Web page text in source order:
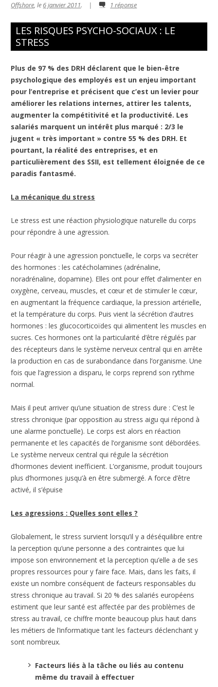
Offshore, le 6 janvier 2011. | 1 réponse
LES RISQUES PSYCHO-SOCIAUX : LE
STRESS
Plus de 97 % des DRH déclarent que le bien-être
psychologique des employés est un enjeu important
pour l’entreprise et précisent que c’est un levier pour
améliorer les relations internes, attirer les talents,
augmenter la compétitivité et la productivité. Les
salariés marquent un intérêt plus marqué : 2/3 le
jugent « très important » contre 55 % des DRH. Et
pourtant, la réalité des entreprises, et en
particulièrement des SSII, est tellement éloignée de ce
paradis fantasmé.
La mécanique du stress
Le stress est une réaction physiologique naturelle du corps
pour répondre à une agression.
Pour réagir à une agression ponctuelle, le corps va secréter
des hormones : les catécholamines (adrénaline,
noradrénaline, dopamine). Elles ont pour effet d’alimenter en
oxygène, cerveau, muscles, et cœur et de stimuler le cœur,
en augmentant la fréquence cardiaque, la pression artérielle,
et la température du corps. Puis vient la sécrétion d’autres
hormones : les glucocorticoïdes qui alimentent les muscles en
sucres. Ces hormones ont la particularité d’être régulés par
des récepteurs dans le système nerveux central qui en arrête
la production en cas de surabondance dans l’organisme. Une
fois que l’agression a disparu, le corps reprend son rythme
normal.
Mais il peut arriver qu’une situation de stress dure : C’est le
stress chronique (par opposition au stress aigu qui répond à
une alarme ponctuelle). Le corps est alors en réaction
permanente et les capacités de l’organisme sont débordées.
Le système nerveux central qui régule la sécrétion
d’hormones devient inefficient. L’organisme, produit toujours
plus d’hormones jusqu’à en être submergé. A force d’être
activé, il s’épuise
Les agressions : Quelles sont elles ?
Globalement, le stress survient lorsqu’il y a déséquilibre entre
la perception qu’une personne a des contraintes que lui
impose son environnement et la perception qu’elle a de ses
propres ressources pour y faire face. Mais, dans les faits, il
existe un nombre conséquent de facteurs responsables du
stress chronique au travail. Si 20 % des salariés européens
estiment que leur santé est affectée par des problèmes de
stress au travail, ce chiffre monte beaucoup plus haut dans
les métiers de l’informatique tant les facteurs déclenchant y
sont nombreux.
Facteurs liés à la tâche ou liés au contenu
même du travail à effectuer